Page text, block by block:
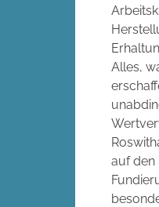
Alles,
auf den